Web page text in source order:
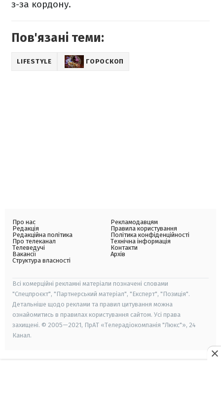
з-за кордону.
Пов'язані теми:
LIFESTYLE ГОРОСКОП
Про нас
Редакція
Редакційна політика
Про телеканал
Телеведучі
Вакансії
Структура власності
Рекламодавцям
Правила користування
Політика конфіденційності
Технічна інформація
Контакти
Архів
Всі комерційні рекламні матеріали позначені словами
"Спецпроєкт", "Партнерський матеріал", "Експерт", "Позиція".
Детальніше щодо реклами та правил цитування можна
ознайомитись в правилах користування сайтом. Усі права
захищені. © 2005—2021, ПрАТ «Телерадіокомпанія "Люкс"», 24
Канал.